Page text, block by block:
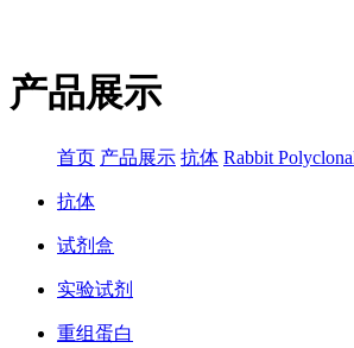
产品展示
首页 产品展示 抗体 Rabbit
抗体
试剂盒
实验试剂
重组蛋白